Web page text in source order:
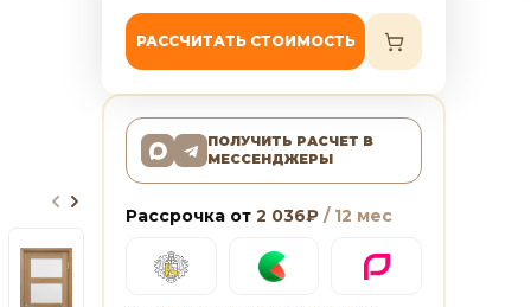
РАССЧИТАТЬ СТОИМОСТЬ
ПОЛУЧИТЬ РАСЧЕТ В
МЕССЕНДЖЕРЫ
Рассрочка от 2 036₽ / 12 мес